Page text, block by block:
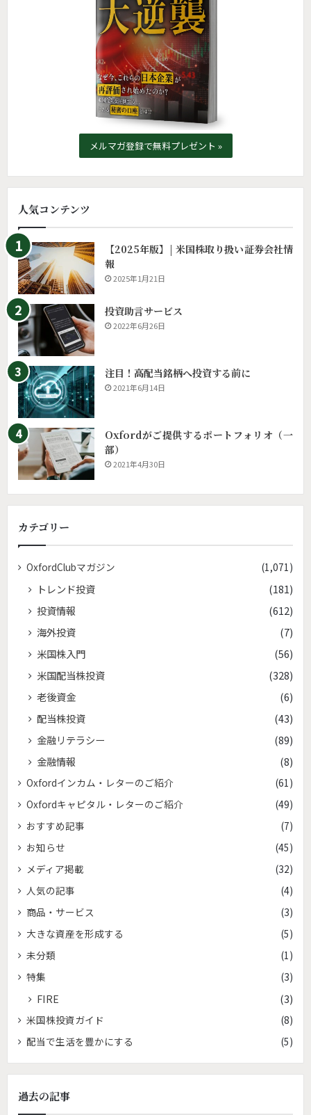
メルマガ登録で無料プレゼント »
人気コンテンツ
【2025年版】| 米国株取り扱い証券会社情
報
2025年1月21日
投資助言サービス
2022年6月26日
注目！高配当銘柄へ投資する前に
2021年6月14日
Oxfordがご提供するポートフォリオ（一
部）
2021年4月30日
カテゴリー
OxfordClubマガジン (1,071)
トレンド投資
(181)
投資情報
(612)
海外投資
(7)
米国株入門
(56)
米国配当株投資
(328)
老後資金
(6)
配当株投資
(43)
金融リテラシー
(89)
金融情報
(8)
Oxfordインカム・レターのご紹介
(61)
Oxfordキャピタル・レターのご紹介
(49)
おすすめ記事
(7)
お知らせ
(45)
メディア掲載
(32)
人気の記事
(4)
商品・サービス
(3)
大きな資産を形成する
(5)
未分類
(1)
特集
(3)
FIRE (3)
米国株投資ガイド
(8)
配当で生活を豊かにする
(5)
過去の記事